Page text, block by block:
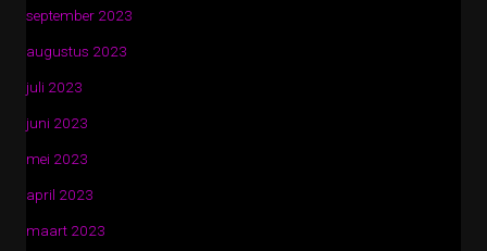
september 2023
augustus 2023
juli 2023
juni 2023
mei 2023
april 2023
maart 2023